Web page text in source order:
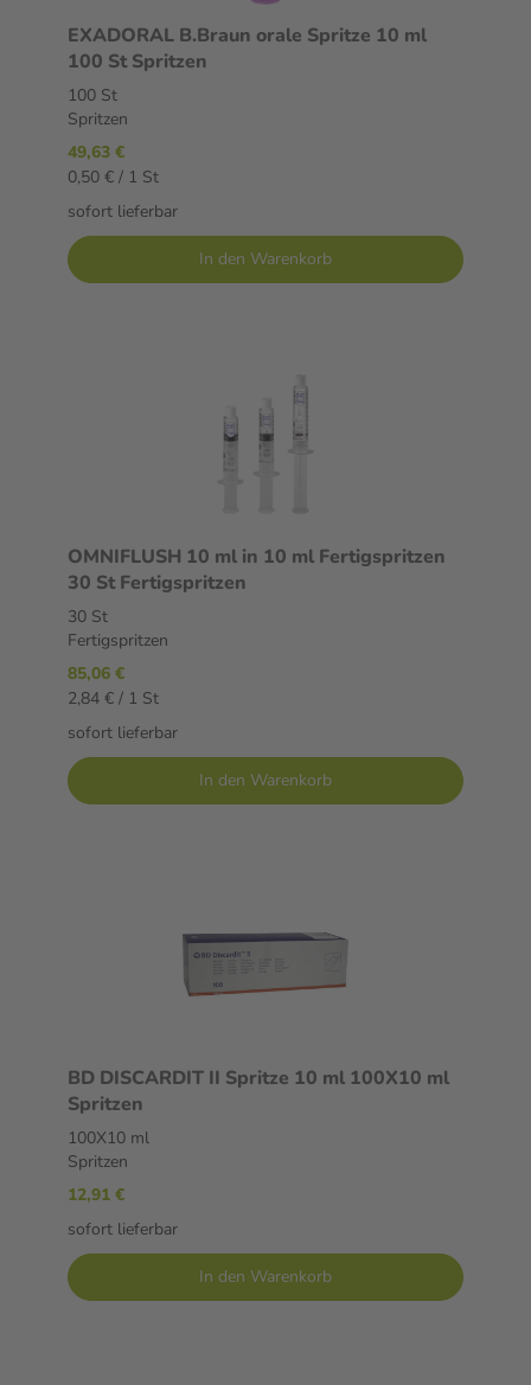
EXADORAL B.Braun orale Spritze 10 ml
100 St Spritzen
100 St
Spritzen
49,63 €
0,50 € / 1 St
sofort lieferbar
In den Warenkorb
OMNIFLUSH 10 ml in 10 ml Fertigspritzen
30 St Fertigspritzen
30 St
Fertigspritzen
85,06 €
2,84 € / 1 St
sofort lieferbar
In den Warenkorb
BD DISCARDIT II Spritze 10 ml 100X10 ml
Spritzen
100X10 ml
Spritzen
12,91 €
sofort lieferbar
In den Warenkorb